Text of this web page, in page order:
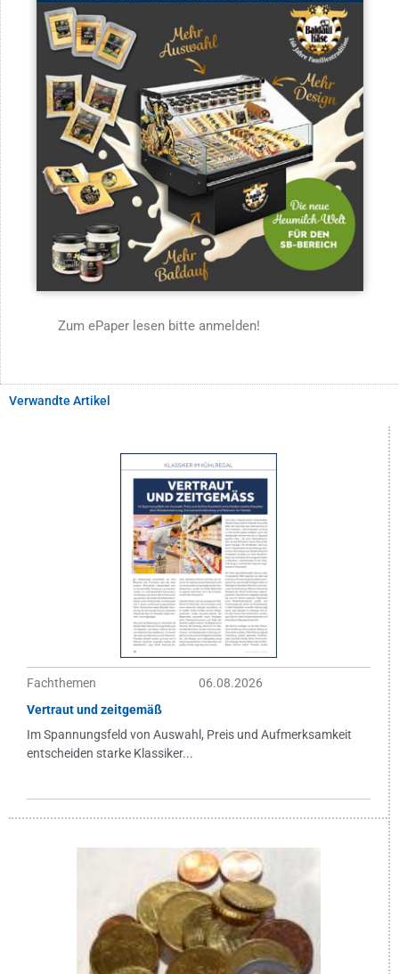
Zum ePaper lesen bitte anmelden!
Verwandte Artikel
Fachthemen
06.08.2026
Vertraut und zeitgemäß
Im Spannungsfeld von Auswahl, Preis und Aufmerksamkeit
entscheiden starke Klassiker...